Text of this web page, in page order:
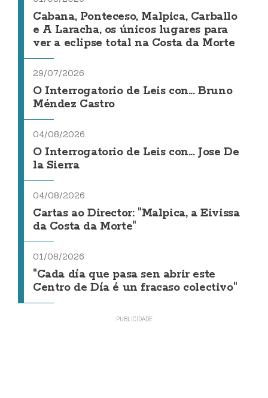
Cabana, Ponteceso, Malpica, Carballo
e A Laracha, os únicos lugares para
ver a eclipse total na Costa da Morte
29/07/2026
O Interrogatorio de Leis con... Bruno
Méndez Castro
04/08/2026
O Interrogatorio de Leis con... Jose De
la Sierra
04/08/2026
Cartas ao Director: "Malpica, a Eivissa
da Costa da Morte"
01/08/2026
"Cada día que pasa sen abrir este
Centro de Día é un fracaso colectivo"